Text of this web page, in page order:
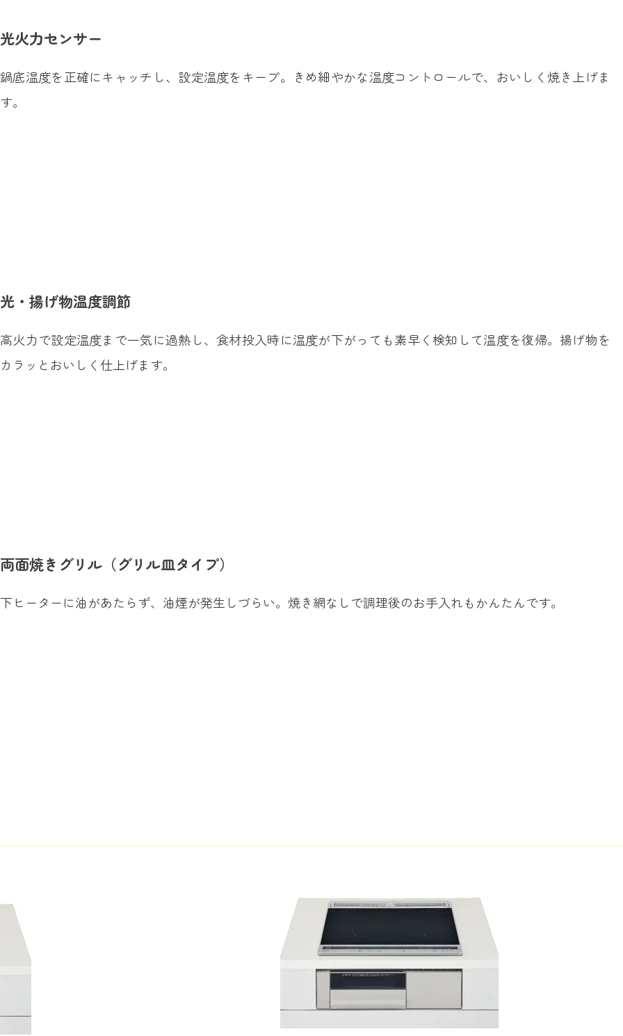
光火力センサー
鍋底温度を正確にキャッチし、設定温度をキープ。きめ細やかな温度コントロールで、おいしく焼き上げま
す。
光・揚げ物温度調節
高火力で設定温度まで一気に過熱し、食材投入時に温度が下がっても素早く検知して温度を復帰。揚げ物を
カラッとおいしく仕上げます。
両面焼きグリル（グリル皿タイプ）
下ヒーターに油があたらず、油煙が発生しづらい。焼き網なしで調理後のお手入れもかんたんです。